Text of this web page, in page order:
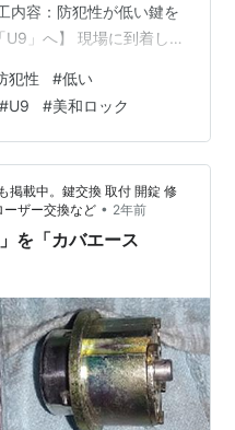
内容：防犯性が低い鍵を
」へ】 現場に到着して
性能が低く、ピッキン
した。 防犯性能や使い
のディンプルキータイプ
、ギザギザタイプである
約となりました。 こちら
、…
犯性 #低い
#U9 #美和ロック
掲載中。鍵交換 取付 開錠 修
ーザー交換など • 2年前
を「カバエース